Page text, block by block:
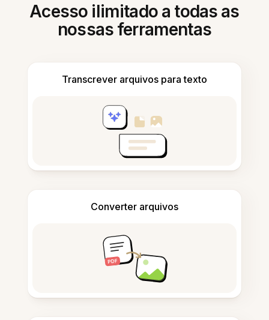
Acesso ilimitado a todas as
nossas ferramentas
Transcrever arquivos para texto
Converter arquivos